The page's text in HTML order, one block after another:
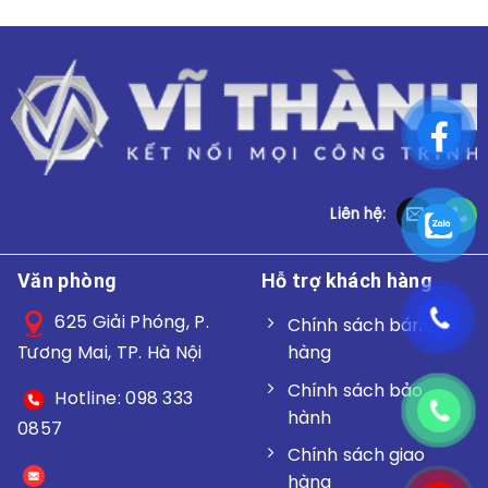
Liên hệ:
Văn phòng
625 Giải Phóng, P.
Tương Mai, TP. Hà Nội
Hotline: 098 333
0857
Hỗ trợ khách hàng
Chính sách bán
hàng
Chính sách bảo
hành
Chính sách giao
hàng